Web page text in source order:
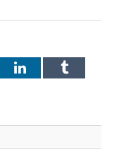
LinkedInTumblr